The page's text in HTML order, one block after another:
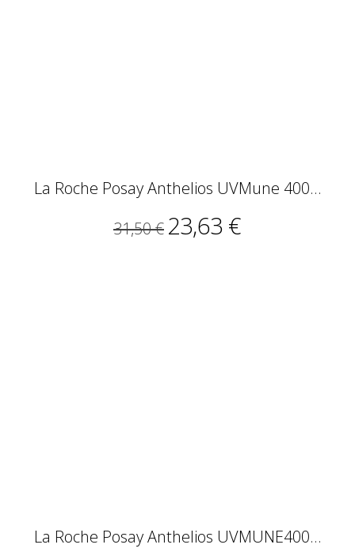
La Roche Posay Anthelios UVMune 400...
31,50 € 23,63 €
La Roche Posay Anthelios UVMUNE400...